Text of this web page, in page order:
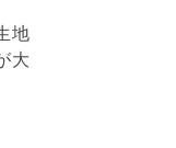
地
大